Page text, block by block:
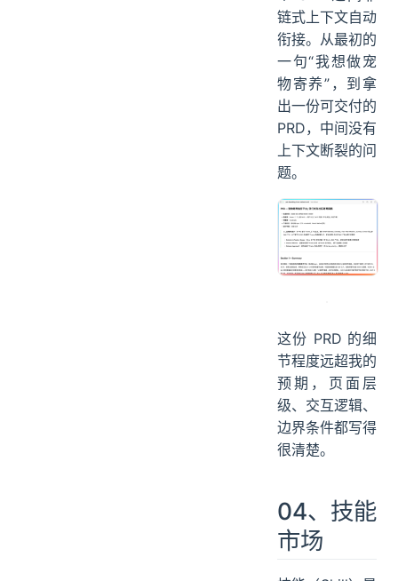
编码。
整条链路上，每
个 Skill 之间靠
衔接。从最初的
一句“我想做宠
物寄养”，到拿
出一份可交付的
题。